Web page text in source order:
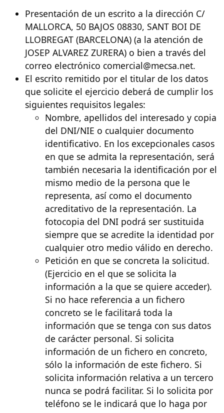
Presentación de un escrito a la dirección C/
MALLORCA, 50 BAJOS 08830, SANT BOI DE
LLOBREGAT (BARCELONA) (a la atención de
JOSEP ALVAREZ ZURERA) o bien a través del
correo electrónico comercial@mecsa.net.
El escrito remitido por el titular de los datos
que solicite el ejercicio deberá de cumplir los
siguientes requisitos legales:
Nombre, apellidos del interesado y copia
del DNI/NIE o cualquier documento
identificativo. En los excepcionales casos
en que se admita la representación, será
también necesaria la identificación por el
mismo medio de la persona que le
representa, así como el documento
acreditativo de la representación. La
fotocopia del DNI podrá ser sustituida
siempre que se acredite la identidad por
cualquier otro medio válido en derecho.
Petición en que se concreta la solicitud.
(Ejercicio en el que se solicita la
información a la que se quiere acceder).
Si no hace referencia a un fichero
concreto se le facilitará toda la
información que se tenga con sus datos
de carácter personal. Si solicita
información de un fichero en concreto,
sólo la información de este fichero. Si
solicita información relativa a un tercero
nunca se podrá facilitar. Si lo solicita por
teléfono se le indicará que lo haga por